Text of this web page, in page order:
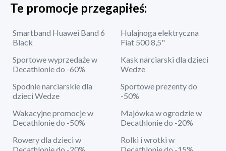
Te promocje przegapiłeś:
Smartband Huawei Band 6
Black
Hulajnoga elektryczna
Fiat 500 8,5"
Sportowe wyprzedaże w
Decathlonie do -60%
Kask narciarski dla dzieci
Wedze
Spodnie narciarskie dla
dzieci Wedze
Sportowe prezenty do
-50%
Wakacyjne promocje w
Decathlonie do -50%
Majówka w ogrodzie w
Decathlonie do -20%
Rowery dla dzieci w
Rolki i wrotki w